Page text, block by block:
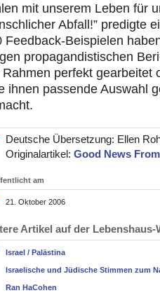
mit unserem Leben für
Abfall!” predigte
Feedback-Beispielen
propagandistischen
Rahmen perfekt gearbeitet
ihnen passende Auswahl
Deutsche Übersetzung: Ellen
Originalartikel: Good News
am
21. Oktober 2006
Artikel auf der
Israel / Palästina
Israelische und Jüdische Stimmen zum
Ran HaCohen